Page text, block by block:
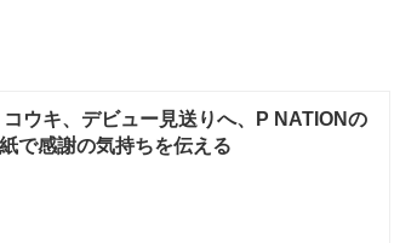
ウキ、デビュー見送りへ、P NATIONの
で感謝の気持ちを伝える